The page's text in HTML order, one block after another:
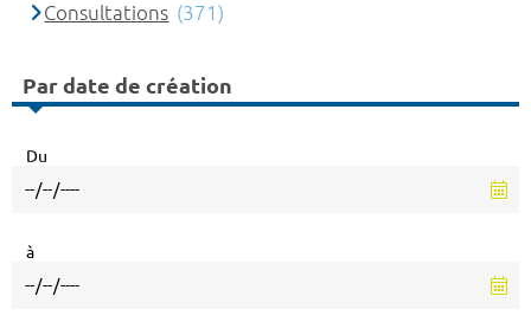
Consultations (371)
Par date de création
Du
à